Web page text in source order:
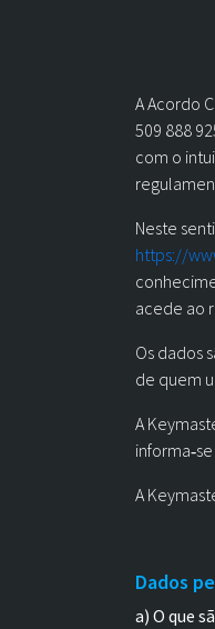
A Acordo
509 888
com o
Neste
https://
acede ao
Os dados
de quem
A
A
Dados
a) O que